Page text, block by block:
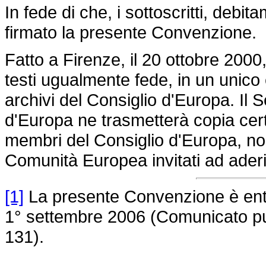
In fede di che, i sottoscritti,
firmato la presente Convenzione.
Fatto a Firenze, il 20 ottobre
testi ugualmente fede, in un
archivi del Consiglio d'Europa. Il
d'Europa ne trasmetterà copia
membri del Consiglio d'Europa,
Comunità Europea invitati ad
[1] La presente Convenzione è
1° settembre 2006 (Comunicato
131).